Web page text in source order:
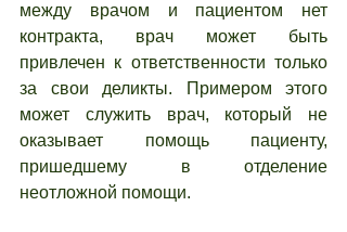
между врачом и пациентом нет
контракта, врач может быть
привлечен к ответственности только
за свои деликты. Примером этого
может служить врач, который не
оказывает помощь пациенту,
пришедшему в отделение
неотложной помощи.